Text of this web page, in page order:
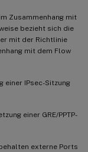
Zusammenhang mit
bezieht sich die
mit der Richtlinie
mit dem Flow
einer IPsec-Sitzung
einer GRE/PPTP-
externe Ports